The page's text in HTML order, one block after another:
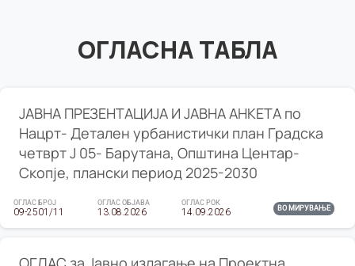
ОГЛАСНА ТАБЛА
ЈАВНА ПРЕЗЕНТАЦИЈА И ЈАВНА АНКЕТА по
Нацрт- Детален урбанистички план Градска
четврт Ј 05- Барутана, Општина Центар-
Скопје, плански период 2025-2030
ОГЛАС БРОЈ
09-2501/11
ОГЛАС ОБЈАВА
13.08.2026
ОГЛАС РОК
14.09.2026 ВО МИРУВАЊЕ